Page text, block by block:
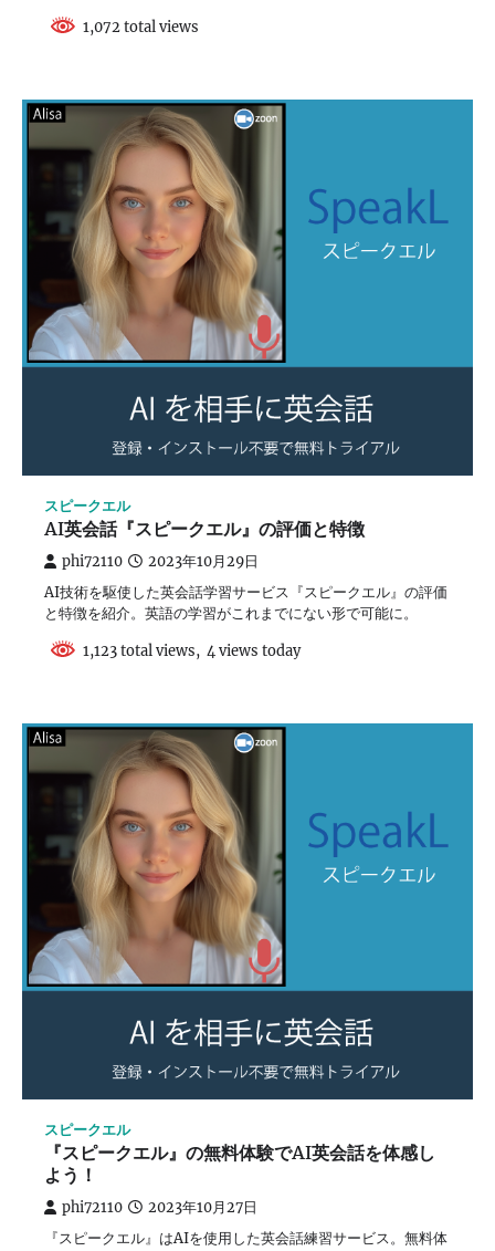
1,072 total views
スピークエル
AI英会話『スピークエル』の評価と特徴
phi72110 2023年10月29日
AI技術を駆使した英会話学習サービス『スピークエル』の評価
と特徴を紹介。英語の学習がこれまでにない形で可能に。
1,123 total views, 4 views today
スピークエル
『スピークエル』の無料体験でAI英会話を体感し
よう！
phi72110 2023年10月27日
『スピークエル』はAIを使用した英会話練習サービス。無料体